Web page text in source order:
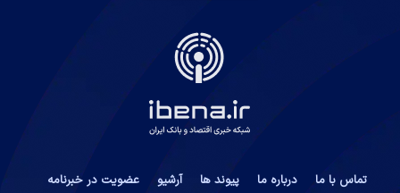
تماس با ما درباره ما پیوند ها آرشیو عضویت در خبرنامه